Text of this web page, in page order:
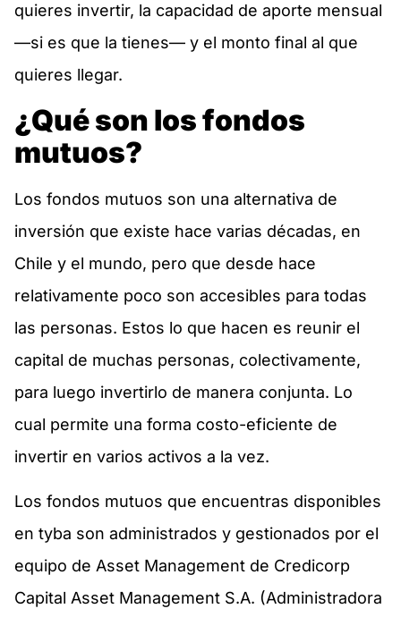
quieres invertir, la capacidad de aporte mensual
—si es que la tienes— y el monto final al que
quieres llegar.
¿Qué son los fondos
mutuos?
Los fondos mutuos son una alternativa de
inversión que existe hace varias décadas, en
Chile y el mundo, pero que desde hace
relativamente poco son accesibles para todas
las personas. Estos lo que hacen es reunir el
capital de muchas personas, colectivamente,
para luego invertirlo de manera conjunta. Lo
cual permite una forma costo-eficiente de
invertir en varios activos a la vez.
Los fondos mutuos que encuentras disponibles
en tyba son administrados y gestionados por el
equipo de Asset Management de Credicorp
Capital Asset Management S.A. (Administradora